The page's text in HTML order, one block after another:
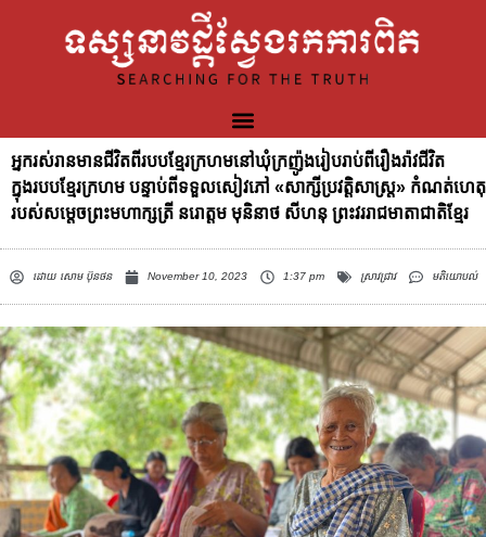
អ្នករស់រានមានជីវិតពីរបបខ្មែរក្រហមនៅឃុំក្រញ៉ូងរៀបរាប់ពីរឿងរ៉ាវជីវិត
ក្នុងរបបខ្មែរក្រហម បន្ទាប់ពីទទួលសៀវភៅ «សាក្សីប្រវត្តិសាស្ត្រ» កំណត់ហេតុ
របស់សម្តេចព្រះមហាក្សត្រី នរោត្តម មុនិនាថ សីហនុ ព្រះវររាជមាតាជាតិខ្មែរ
ដោយសោម ប៊ុនថន November 10, 2023 1:37 pm ស្រាវជ្រាវ មតិយោបល់